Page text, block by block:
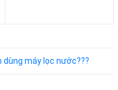
dùng máy lọc nước???